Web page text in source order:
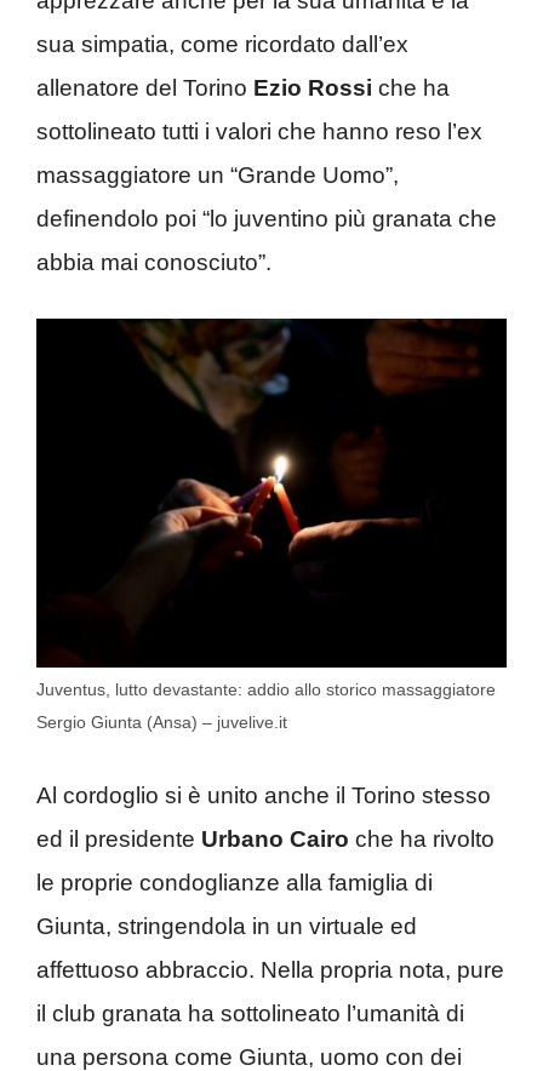
sua simpatia, come ricordato dall’ex
allenatore del Torino Ezio Rossi che ha
sottolineato tutti i valori che hanno reso l’ex
massaggiatore un “Grande Uomo”,
definendolo poi “lo juventino più granata che
abbia mai conosciuto”.
Juventus, lutto devastante: addio allo storico massaggiatore
Sergio Giunta (Ansa) – juvelive.it
Al cordoglio si è unito anche il Torino stesso
ed il presidente Urbano Cairo che ha rivolto
le proprie condoglianze alla famiglia di
Giunta, stringendola in un virtuale ed
affettuoso abbraccio. Nella propria nota, pure
il club granata ha sottolineato l’umanità di
una persona come Giunta, uomo con dei